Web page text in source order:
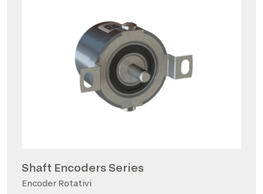
Shaft Encoders Series
Encoder Rotativi